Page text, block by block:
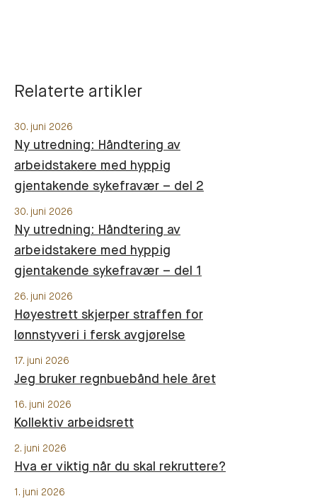
Relaterte artikler
30. juni 2026
Ny utredning: Håndtering av
arbeidstakere med hyppig
gjentakende sykefravær – del 2
30. juni 2026
Ny utredning: Håndtering av
arbeidstakere med hyppig
gjentakende sykefravær – del 1
26. juni 2026
Høyestrett skjerper straffen for
lønnstyveri i fersk avgjørelse
17. juni 2026
Jeg bruker regnbuebånd hele året
16. juni 2026
Kollektiv arbeidsrett
2. juni 2026
Hva er viktig når du skal rekruttere?
1. juni 2026